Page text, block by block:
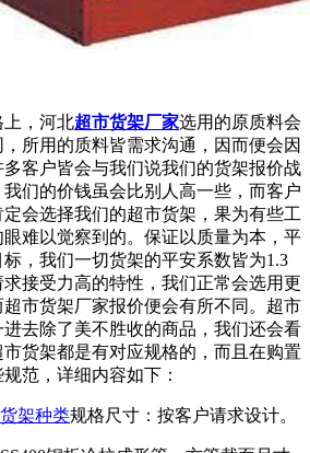
上，河北超市货架厂家选用的原质料会
所用的质料皆需求沟通，因而便会因
客户皆会与我们说我们的货架报价战
们的价钱虽会比别人高一些，而客户
会选择我们的超市货架，果为有些工
难以觉察到的。保证以质量为本，平
，我们一切货架的平安系数皆为1.3
接受力高的特性，我们正常会选用更
市货架厂家报价便会有所不同。超市
去除了美不胜收的商品，我们还会看
货架都是有对应规格的，而且在购置
范，详细内容如下：
架种类规格尺寸：按客户请求设计。